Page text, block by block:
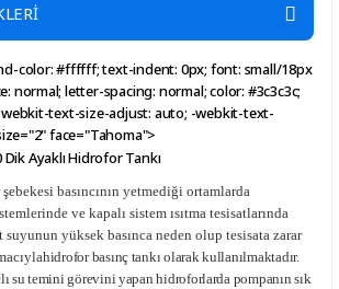
color: #ffffff; text-indent: 0px; font: small/18px
normal; letter-spacing: normal; color: #3c3c3c;
text-size-adjust: auto; -webkit-text-
face="Tahoma">
basıncının yetmediği ortamlarda
ve kapalı sistem ısıtma tesisatlarında
suyunun yüksek basınca neden olup tesisata zarar
hidrofor basınç tankı olarak kullanılmaktadır.
su temini görevini yapan hidroforlarda pompanın sık